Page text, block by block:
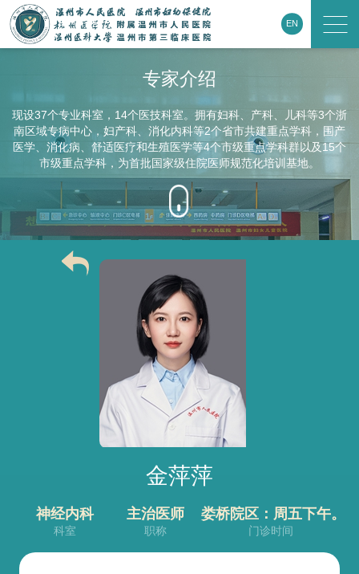
EN
专家介绍
现设37个专业科室，14个医技科室。拥有妇科、产科、儿科等3个浙
南区域专病中心，妇产科、消化内科等2个省市共建重点学科，围产
医学、消化病、舒适医疗和生殖医学等4个市级重点学科群以及15个
市级重点学科，为首批国家级住院医师规范化培训基地。
金萍萍
神经内科
科室
主治医师
职称
娄桥院区：周五下午。
门诊时间